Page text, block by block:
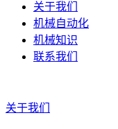
关于我们
机械自动化
机械知识
联系我们
关于我们